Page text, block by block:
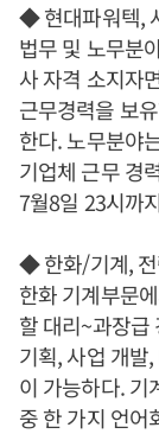
◆ 현대파워텍,
법무 및 노무분
사 자격 소지자
근무경력을 보
한다. 노무분야
기업체 근무 경
7월8일 23시까
◆ 한화/기계, 전
한화 기계부문
할 대리~과장급
기획, 사업 개발
이 가능하다. 기
중 한 가지 언어